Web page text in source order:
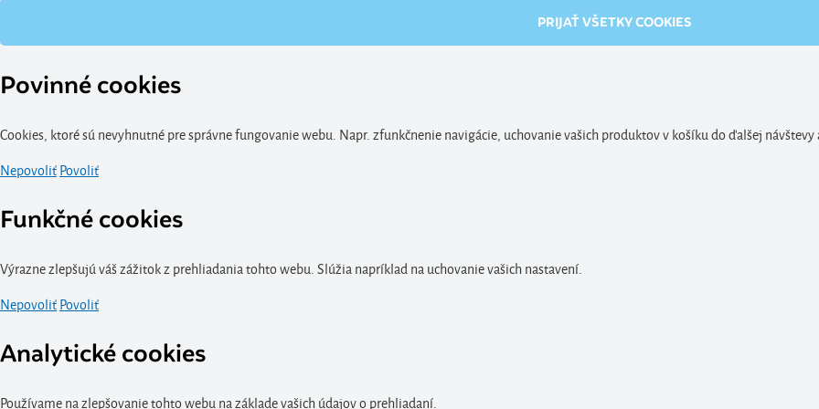
PRIJAŤ VŠETKY COOKIES
Povinné cookies
Cookies, ktoré sú nevyhnutné pre správne fungovanie webu. Napr. zfunkčnenie navigácie, uchovanie vašich produktov v košíku do ďalšej návštevy
NepovoliťPovoliť
Funkčné cookies
Výrazne zlepšujú váš zážitok z prehliadania tohto webu. Slúžia napríklad na uchovanie vašich nastavení.
NepovoliťPovoliť
Analytické cookies
Používame na zlepšovanie tohto webu na základe vašich údajov o prehliadaní.